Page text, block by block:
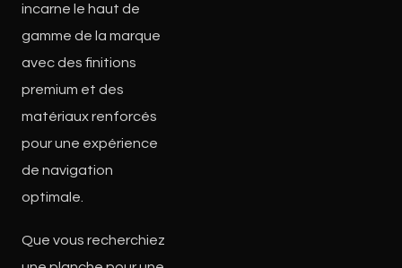
incarne le haut de
gamme de la marque
avec des finitions
premium et des
matériaux renforcés
pour une expérience
de navigation
optimale.
Que vous recherchiez